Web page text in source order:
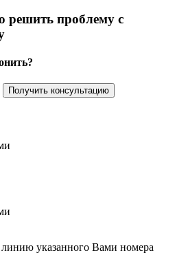
решить проблему с
Получить консультацию
указанного Вами номера